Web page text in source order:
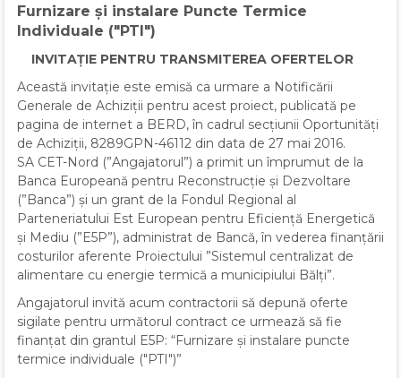
Furnizare și instalare Puncte Termice
Individuale ("PTI")
INVITAȚIE PENTRU TRANSMITEREA OFERTELOR
Această invitație este emisă ca urmare a Notificării
Generale de Achiziții pentru acest proiect, publicată pe
pagina de internet a BERD, în cadrul secțiunii Oportunități
de Achiziții, 8289GPN-46112 din data de 27 mai 2016.
SA CET-Nord (”Angajatorul”) a primit un împrumut de la
Banca Europeană pentru Reconstrucție și Dezvoltare
(”Banca”) și un grant de la Fondul Regional al
Parteneriatului Est European pentru Eficiență Energetică
și Mediu (”E5P”), administrat de Bancă, în vederea finanțării
costurilor aferente Proiectului ”Sistemul centralizat de
alimentare cu energie termică a municipiului Bălți”.
Angajatorul invită acum contractorii să depună oferte
sigilate pentru următorul contract ce urmează să fie
finanțat din grantul E5P: “Furnizare și instalare puncte
termice individuale ("PTI")”